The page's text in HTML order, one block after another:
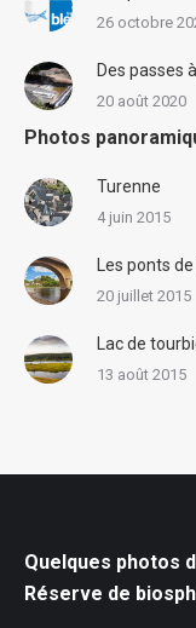
26 octobre
Des passes
20 août 2020
Photos
Turenne
4 juin 2015
Les ponts de
20 juillet 2015
Lac de
13 août 2015
Quelques photos
Réserve de